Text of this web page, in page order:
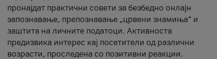
пронајдат практични совети за безбедно онлајн
запознавање, препознавање „црвени знамиња“ и
заштита на личните податоци. Активноста
предизвика интерес кај посетители од различни
возрасти, проследена со позитивни реакции.